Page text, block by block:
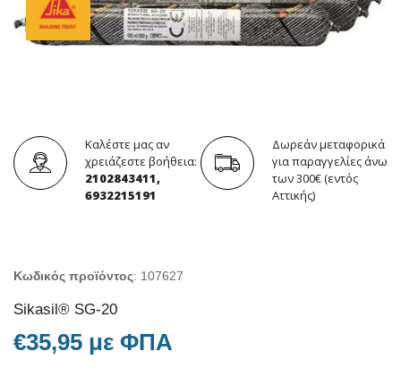
Καλέστε μας αν
χρειάζεστε βοήθεια:
2102843411,
6932215191
Δωρεάν μεταφορικά
για παραγγελίες άνω
των 300€ (εντός
Αττικής)
Κωδικός προϊόντος: 107627
Sikasil® SG-20
€35,95 με ΦΠΑ